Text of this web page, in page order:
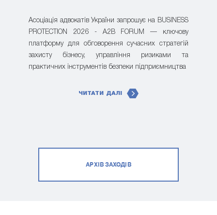
Асоціація адвокатів України запрошує на BUSINESS
PROTECTION 2026 - A2B FORUM — ключову
платформу для обговорення сучасних стратегій
захисту бізнесу, управління ризиками та
практичних інструментів безпеки підприємництва
ЧИТАТИ ДАЛІ
АРХІВ ЗАХОДІВ